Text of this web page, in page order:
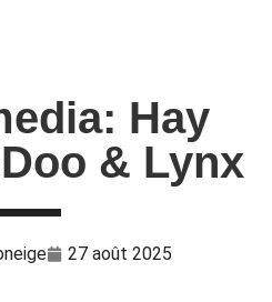
Hay
& Lynx
27 août 2025